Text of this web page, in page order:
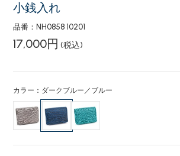
小銭入れ
品番：NH0858 10201
17,000円 (税込)
カラー：ダークブルー／ブルー